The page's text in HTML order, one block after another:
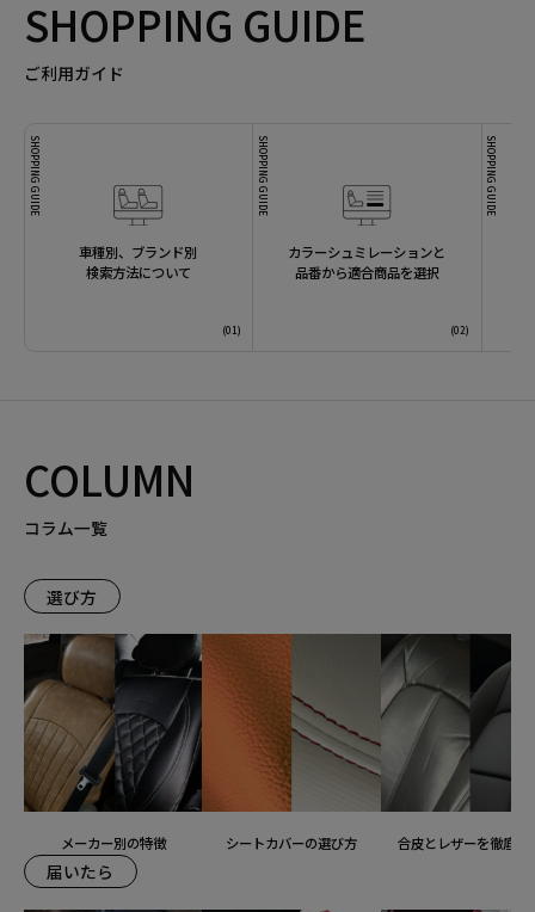
SHOPPING GUIDE
ご利用ガイド
SHOPPING GUIDE
車種別、ブランド別
検索方法について
SHOPPING GUIDE
カラーシュミレーションと
品番から適合商品を選択
SHOPPING GUIDE
COLUMN
コラム一覧
選び方
メーカー別の特徴 シートカバーの選び方 合皮とレザーを徹底比
届いたら